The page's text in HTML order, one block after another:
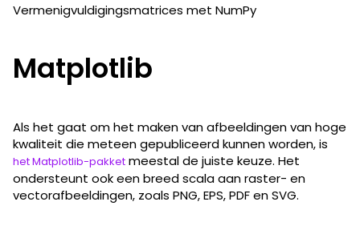
Vermenigvuldigingsmatrices met NumPy
Matplotlib
Als het gaat om het maken van afbeeldingen van hoge
kwaliteit die meteen gepubliceerd kunnen worden, is
het Matplotlib-pakket meestal de juiste keuze. Het
ondersteunt ook een breed scala aan raster- en
vectorafbeeldingen, zoals PNG, EPS, PDF en SVG.